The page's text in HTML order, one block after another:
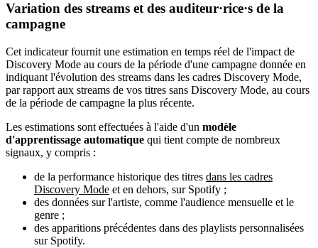
Variation des streams et des auditeur·rice·s de la
campagne
Cet indicateur fournit une estimation en temps réel de l'impact de
Discovery Mode au cours de la période d'une campagne donnée en
indiquant l'évolution des streams dans les cadres Discovery Mode,
par rapport aux streams de vos titres sans Discovery Mode, au cours
de la période de campagne la plus récente.
Les estimations sont effectuées à l'aide d'un modèle
d'apprentissage automatique qui tient compte de nombreux
signaux, y compris :
de la performance historique des titres dans les cadres
Discovery Mode et en dehors, sur Spotify ;
des données sur l'artiste, comme l'audience mensuelle et le
genre ;
des apparitions précédentes dans des playlists personnalisées
sur Spotify.